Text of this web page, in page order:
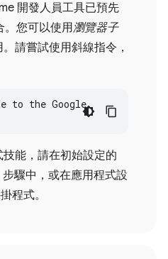
開發人員工具已預先
。您可以使用瀏覽器子
請嘗試使用斜線指令，
能，請在初始設定的
步驟中，或在應用程式設
程式。